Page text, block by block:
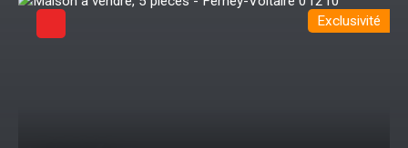
Exclusivité